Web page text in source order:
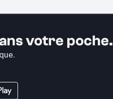
votre poche.